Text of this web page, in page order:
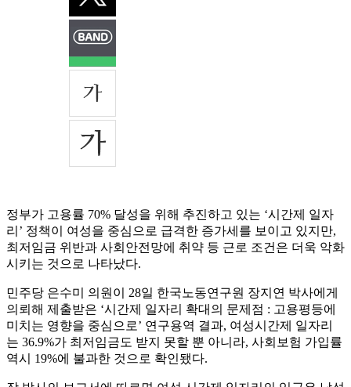
정부가 고용률 70% 달성을 위해 추진하고 있는 ‘시간제 일자
리’ 정책이 여성을 중심으로 급격한 증가세를 보이고 있지만,
최저임금 위반과 사회안전망에 취약 등 근로 조건은 더욱 악화
시키는 것으로 나타났다.
민주당 은수미 의원이 28일 한국노동연구원 장지연 박사에게
의뢰해 제출받은 ‘시간제 일자리 확대의 문제점 : 고용평등에
미치는 영향을 중심으로’ 연구용역 결과, 여성시간제 일자리
는 36.9%가 최저임금도 받지 못할 뿐 아니라, 사회보험 가입률
역시 19%에 불과한 것으로 확인됐다.